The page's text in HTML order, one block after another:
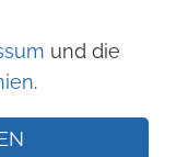
und die
.